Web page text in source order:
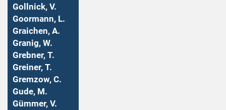
Gollnick, V.
Goormann, L.
Graichen, A.
Granig, W.
Grebner, T.
Greiner, T.
Gremzow, C.
Gude, M.
Gümmer, V.